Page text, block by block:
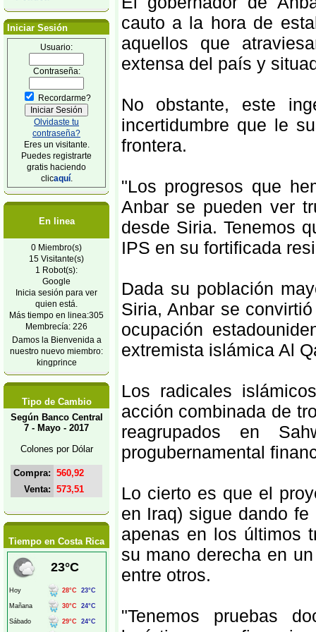
Iniciar Sesión
Usuario:
Contraseña:
Recordarme?
Olvidaste tu
contraseña?
Eres un visitante.
Puedes registrarte
gratis haciendo
clicaquí.
En linea
0 Miembro(s)
15 Visitante(s)
1 Robot(s):
Google
Inicia sesión para ver
quien está.
Más tiempo en linea:305
Membrecía: 226
Damos la Bienvenida a
nuestro nuevo miembro:
kingprince
Tipo de Cambio
Según Banco Central
7 - Mayo - 2017
Colones por Dólar
Compra: 560,92
Venta: 573,51
Tiempo en Costa Rica
cauto a la hora de
aquellos que
extensa del país y
No obstante, este
incertidumbre que le
frontera.
"Los progresos que
Anbar se pueden ver
desde Siria. Tenemos
IPS en su fortificada
Dada su población
Siria, Anbar se
ocupación
extremista islámica Al
Los radicales
acción combinada de
reagrupados en
progubernamental
Lo cierto es que el
en Iraq) sigue dando
apenas en los últimos
su mano derecha en
entre otros.
"Tenemos pruebas